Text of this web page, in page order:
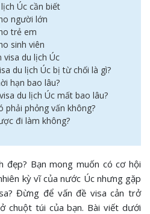
Úc cần biết
người lớn
trẻ em
sinh viên
visa du lịch Úc
du lịch Úc bị từ chối là gì?
hạn bao lâu?
du lịch Úc mất bao lâu?
phải phỏng vấn không?
đi làm không?
đẹp? Bạn mong muốn có cơ hội
kỳ vĩ của nước Úc nhưng gặp
Đừng để vấn đề visa cản trở
chuột túi của bạn. Bài viết dưới